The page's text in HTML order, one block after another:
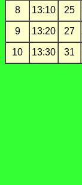
8 13:10 25
9 13:20 27
10 13:30 31